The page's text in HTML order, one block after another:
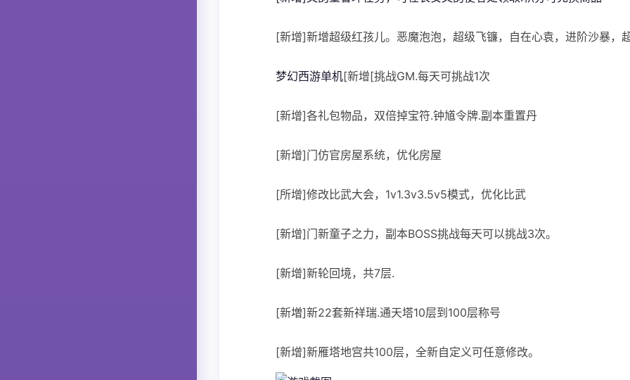
[新增]新增超级红孩儿。恶魔泡泡，超级飞镰，自在心袁，进阶沙暴，
梦幻西游单机[新增[挑战GM.每天可挑战1次
[新增]各礼包物品，双倍掉宝符.钟馗令牌.副本重置丹
[新增]门仿官房屋系统，优化房屋
[所增]修改比武大会，1v1.3v3.5v5模式，优化比武
[新增]门新童子之力，副本BOSS挑战每天可以挑战3次。
[新增]新轮回境，共7层.
[新増]新22套新祥瑞.通天塔10层到100层称号
[新增]新雁塔地宫共100层，全新自定义可任意修改。